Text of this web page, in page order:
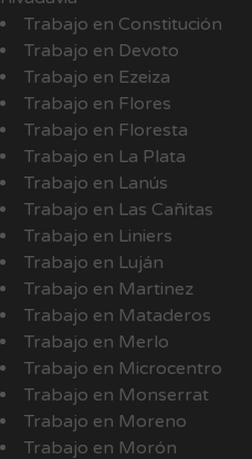
Trabajo en Constitución
Trabajo en Devoto
Trabajo en Ezeiza
Trabajo en Flores
Trabajo en Floresta
Trabajo en La Plata
Trabajo en Lanús
Trabajo en Las Cañitas
Trabajo en Liniers
Trabajo en Luján
Trabajo en Martinez
Trabajo en Mataderos
Trabajo en Merlo
Trabajo en Microcentro
Trabajo en Monserrat
Trabajo en Moreno
Trabajo en Morón